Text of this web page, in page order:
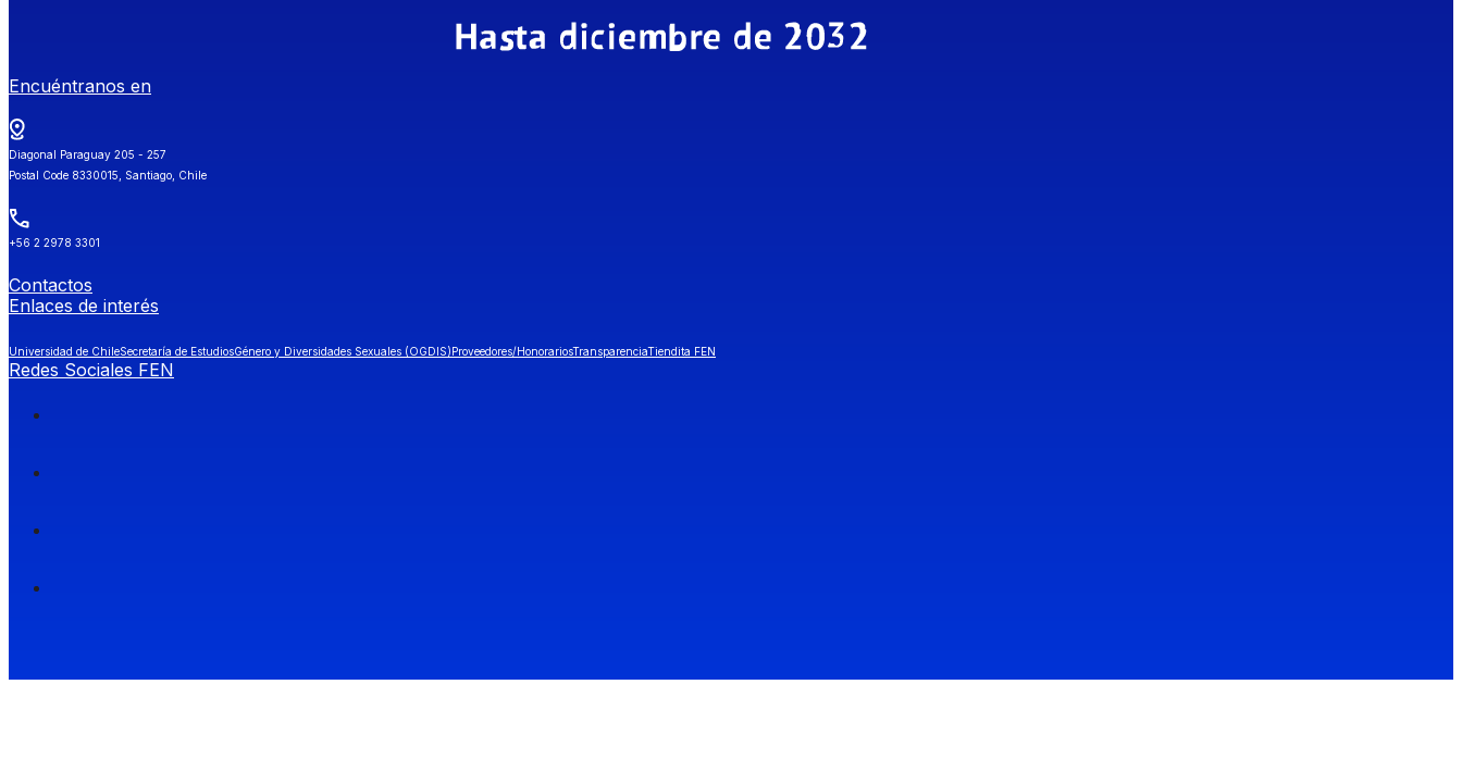
Encuéntranos en
Diagonal Paraguay 205 - 257
Postal Code 8330015, Santiago, Chile
+56 2 2978 3301
Contactos
Enlaces de interés
Universidad de ChileSecretaría de EstudiosGénero y Diversidades Sexuales (OGDIS)Proveedores/HonorariosTransparenciaTiendita FEN
Redes Sociales FEN